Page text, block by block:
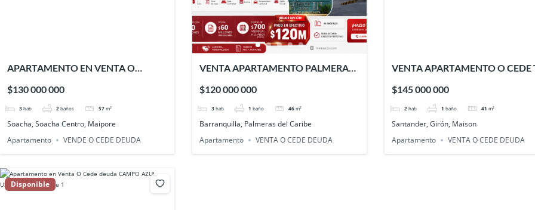
APARTAMENTO EN VENTA O
SEBASTIÁN – MAIPORE, SOACHA
$130 000 000
3 hab 2 baños 57 m²
Soacha, Soacha Centro, Maipore
Apartamento
VENDE O CEDE DEUDA
VENTA APARTAMENTO PALMERAS
$120 000 000
3 hab 1 baño 46 m²
Barranquilla, Palmeras del Caribe
Apartamento
VENTA O CEDE DEUDA
VENTA APARTAMENTO O CEDE
EDIFICIO MAISON GIRÓN (PISO
$145 000 000
2 hab 1 baño 41 m²
Santander, Girón, Maison
Apartamento
VENTA O CEDE DEUDA
Disponible